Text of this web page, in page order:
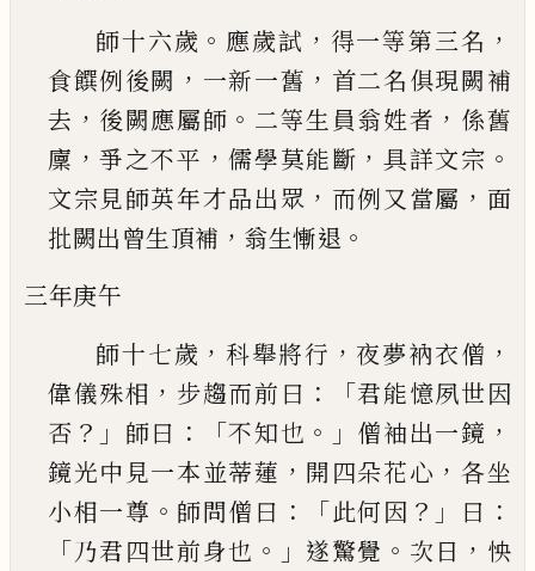
師十六歲 。 應歲試 ， 得一等第三名 ，
食饌例後闕 ， 一新一舊 ， 首二名俱現闕補
去 ， 後闕應屬師 。 二等生 員翁姓者 ， 係舊
廩 ，爭之不平 ，儒學莫能斷 ，具詳文宗 。
文宗見師英年才品出眾 ， 而例又當屬 ， 面
批闕出曾生頂補 ， 翁生慚退 。
三年庚午
師十七歲 ， 科舉將行 ， 夜夢衲衣僧 ，
偉儀殊相 ， 步趨而前曰 ：「君能憶夙世因
否 ？」 師曰 ：「不知也 。」 僧袖出一鏡 ，
鏡光中見一本並蒂蓮 ， 開四朵花心 ， 各坐
小相一尊 。 師問僧曰 ：「此何因 ？」 曰 ：
「乃君四世前身也 。」 遂驚覺 。 次日 ， 怏